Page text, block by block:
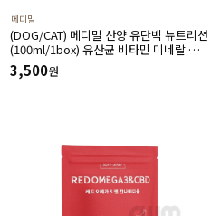
메디밀
(DOG/CAT) 메디밀 산양 유단백 뉴트리션
(100ml/1box) 유산균 비타민 미네랄 함
유 한끼 사료 대용 고단백 저지방 영양보
충제
3,500원